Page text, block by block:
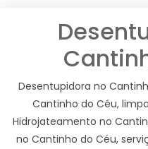
Desentupidora no
Cantinho do Céu,
Hidrojateamento no
no Cantinho do Céu,